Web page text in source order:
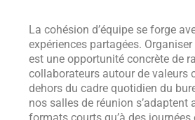
La cohésion d’équipe se forge
expériences partagées.
est une opportunité concrète de
collaborateurs autour de valeurs
dehors du cadre quotidien du
nos salles de réunion s’adaptent